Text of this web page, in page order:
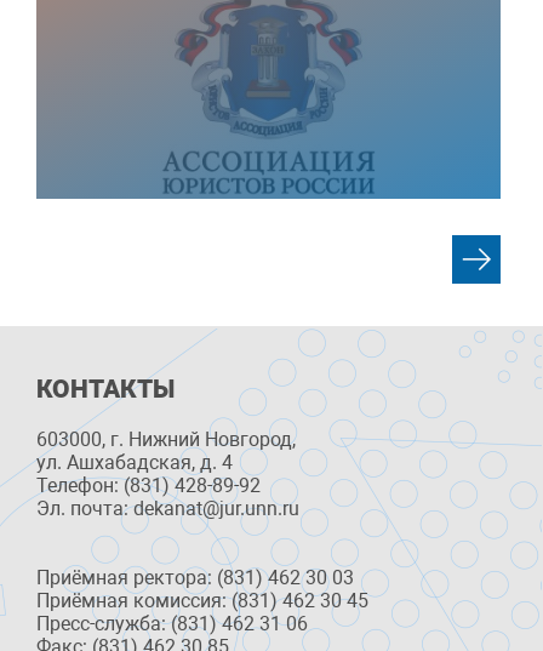
КОНТАКТЫ
603000, г. Нижний Новгород,
ул. Ашхабадская, д. 4
Телефон: (831) 428-89-92
Эл. почта: dekanat@jur.unn.ru
Приёмная ректора: (831) 462 30 03
Приёмная комиссия: (831) 462 30 45
Пресс-служба: (831) 462 31 06
Факс: (831) 462 30 85